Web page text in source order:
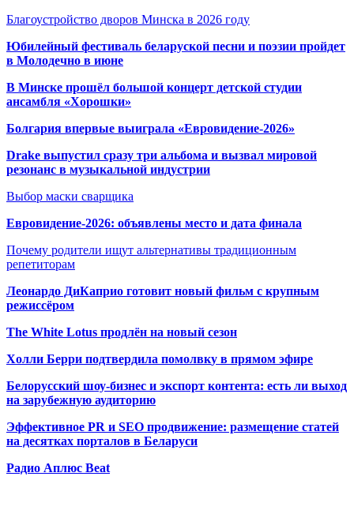
Благоустройство дворов Минска в 2026 году
Юбилейный фестиваль беларуской песни и поэзии пройдет
в Молодечно в июне
В Минске прошёл большой концерт детской студии
ансамбля «Хорошки»
Болгария впервые выиграла «Евровидение-2026»
Drake выпустил сразу три альбома и вызвал мировой
резонанс в музыкальной индустрии
Выбор маски сварщика
Евровидение-2026: объявлены место и дата финала
Почему родители ищут альтернативы традиционным
репетиторам
Леонардо ДиКаприо готовит новый фильм с крупным
режиссёром
The White Lotus продлён на новый сезон
Холли Берри подтвердила помолвку в прямом эфире
Белорусский шоу-бизнес и экспорт контента: есть ли выход
на зарубежную аудиторию
Эффективное PR и SEO продвижение: размещение статей
на десятках порталов в Беларуси
Радио Аплюс Beat